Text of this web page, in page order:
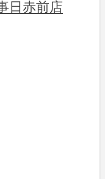
日赤前店